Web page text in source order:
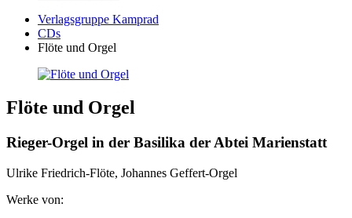
Verlagsgruppe Kamprad
CDs
Flöte und Orgel
Flöte und Orgel
Rieger-Orgel in der Basilika der Abtei Marienstatt
Ulrike Friedrich-Flöte, Johannes Geffert-Orgel
Werke von: